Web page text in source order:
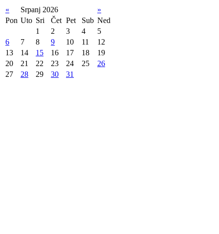
« Srpanj 2026
»
Pon Uto Sri Čet Pet Sub Ned
1
2 3 4
5
6
7 8 9 10 11
12
13
14 15 16 17 18
19
20
21 22 23 24 25
26
27
28 29 30 31